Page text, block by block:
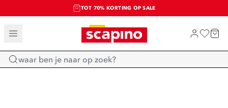
TOT 70% KORTING OP SALE
SALE: LAATSTE KANS!
SHOP NIEUW
Home